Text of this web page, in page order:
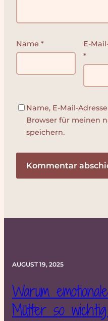
Name *
E-
*
Name, E-Mail-
Browser für meinen
speichern.
AUGUST 19, 2025
Warum
Mütter so